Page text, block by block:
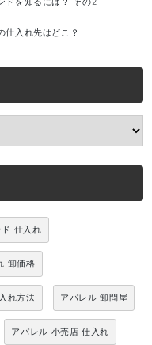
ドを知るには？ その2
仕入れ先はどこ？
仕入れ
卸価格
れ方法 アパレル 卸問屋
アパレル 小売店 仕入れ